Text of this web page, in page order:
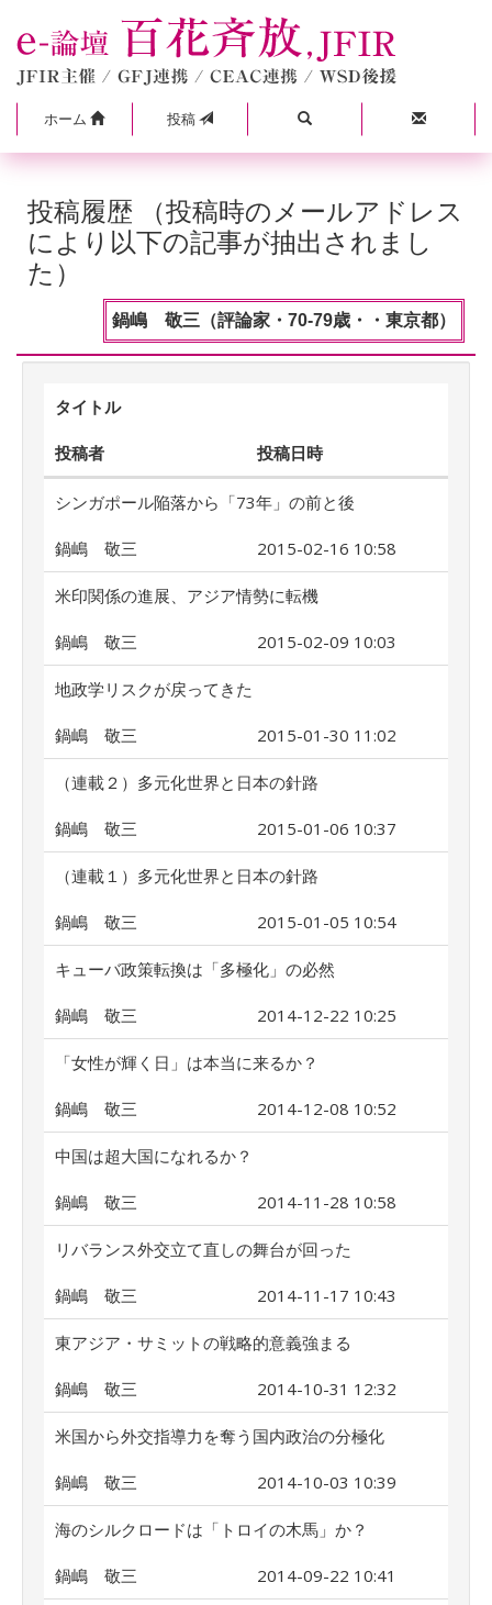
ホーム 投稿
投稿履歴 （投稿時のメールアドレス
により以下の記事が抽出されまし
た）
鍋嶋 敬三（評論家・70-79歳・・東京都）
タイトル
投稿者 投稿日時
シンガポール陥落から「73年」の前と後
鍋嶋 敬三 2015-02-16 10:58
米印関係の進展、アジア情勢に転機
鍋嶋 敬三 2015-02-09 10:03
地政学リスクが戻ってきた
鍋嶋 敬三 2015-01-30 11:02
（連載２）多元化世界と日本の針路
鍋嶋 敬三 2015-01-06 10:37
（連載１）多元化世界と日本の針路
鍋嶋 敬三 2015-01-05 10:54
キューバ政策転換は「多極化」の必然
鍋嶋 敬三 2014-12-22 10:25
「女性が輝く日」は本当に来るか？
鍋嶋 敬三 2014-12-08 10:52
中国は超大国になれるか？
鍋嶋 敬三 2014-11-28 10:58
リバランス外交立て直しの舞台が回った
鍋嶋 敬三 2014-11-17 10:43
東アジア・サミットの戦略的意義強まる
鍋嶋 敬三 2014-10-31 12:32
米国から外交指導力を奪う国内政治の分極化
鍋嶋 敬三 2014-10-03 10:39
海のシルクロードは「トロイの木馬」か？
鍋嶋 敬三 2014-09-22 10:41